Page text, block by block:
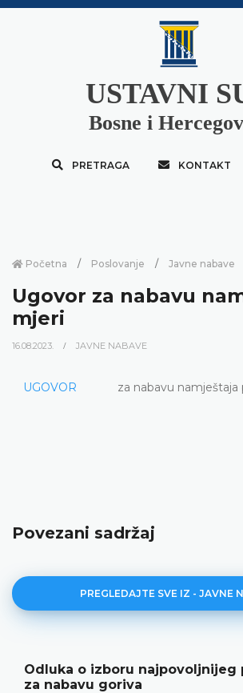
USTAVNI
Bosne i
PRETRAGA KONTAKT
Početna Poslovanje Javne nabave
Ugovor za nabavu
mjeri
16.08.2023. JAVNE NABAVE
UGOVOR za nabavu namještaja
Povezani sadržaj
PREGLEDAJTE SVE IZ - JAVNE
Odluka o izboru najpovoljnijeg
za nabavu goriva